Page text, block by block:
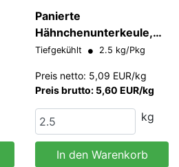
Panierte
Hähnchenunterkeule,
IQF, HALAL
Tiefgekühlt 2.5 kg/Pkg
Preis netto: 5,09 EUR/kg
Preis brutto: 5,60 EUR/kg
kg
In den Warenkorb